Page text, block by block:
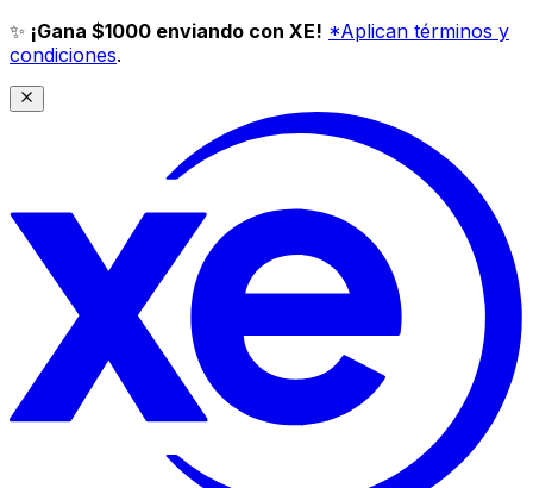
✨ ¡Gana $1000 enviando con XE! *Aplican términos y
condiciones.